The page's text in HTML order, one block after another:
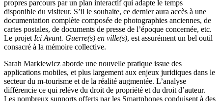
propres parcours par un plan interactif qui adapte le temps
disponible du visiteur. S’il le souhaite, ce dernier aura accès à une
documentation complète composée de photographies anciennes, de
cartes postales, de documents de presse de l’époque concernée, etc.
Le projetIci Avant. Guerre(s) en ville(s), est assurément un bel outil
consacré à la mémoire collective.
Sarah Markiewicz aborde une nouvelle pratique issue des
applications mobiles, et plus largement aux enjeux juridiques dans le
secteur du m-tourisme et de la réalité augmentée. L’analyse
différencie ce qui relève du droit de propriété et du droit d’auteur.
Les nombreux supports offerts par les Smartphones conduisent à des